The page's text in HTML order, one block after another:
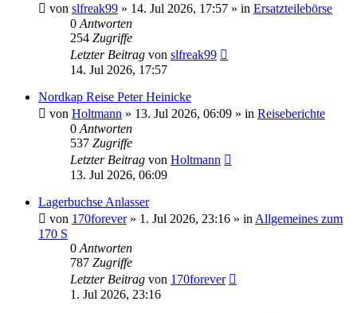
von slfreak99 » 14. Jul 2026, 17:57 » in Ersatzteilebörse
0 Antworten
254 Zugriffe
Letzter Beitrag von slfreak99
14. Jul 2026, 17:57
Nordkap Reise Peter Heinicke
von Holtmann » 13. Jul 2026, 06:09 » in Reiseberichte
0 Antworten
537 Zugriffe
Letzter Beitrag von Holtmann
13. Jul 2026, 06:09
Lagerbuchse Anlasser
von 170forever» 1. Jul 2026, 23:16 » in Allgemeines zum
170 S
0 Antworten
787 Zugriffe
Letzter Beitrag von 170forever
1. Jul 2026, 23:16